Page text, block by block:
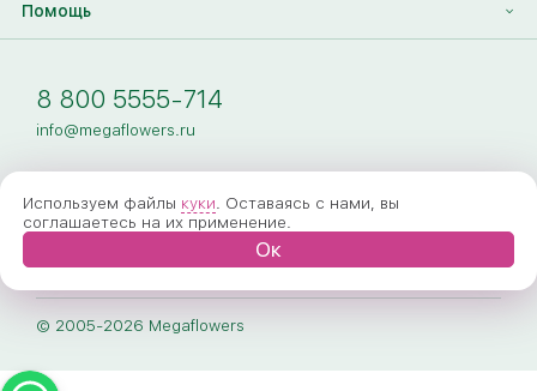
8 800 5555-714
info@megaflowers.ru
Новости
Помощь
Оплата
Как заказать
Обработка персональных данных
© 2005-2026 Megaflowers
Используем файлы куки. Оставаясь с нами, вы
соглашаетесь на их применение.
Ок